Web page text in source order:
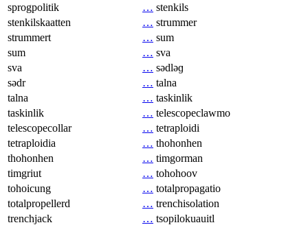
sprogpolitik
… stenkils
stenkilskaatten
… strummer
strummert
… sum
sum
… sva
sva
… sədləɡ
sədr
… talna
talna
… taskinlik
taskinlik
… telescopeclawmo
telescopecollar
… tetraploidi
tetraploidia
… thohonhen
thohonhen
… timgorman
timgriut
… tohohoov
tohoicung
… totalpropagatio
totalpropellerd
… trenchisolation
trenchjack
… tsopilokuauitl